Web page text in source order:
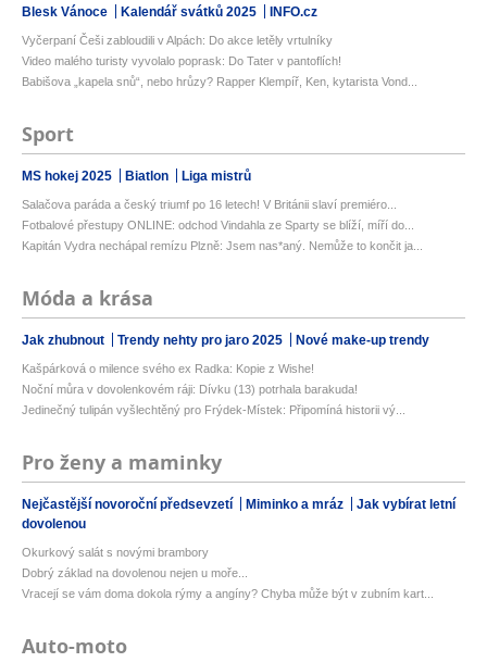
Blesk Vánoce Kalendář svátků 2025 INFO.cz
Vyčerpaní Češi zabloudili v Alpách: Do akce letěly vrtulníky
Video malého turisty vyvolalo poprask: Do Tater v pantoflích!
Babišova „kapela snů“, nebo hrůzy? Rapper Klempíř, Ken, kytarista Vond...
Sport
MS hokej 2025 Biatlon Liga mistrů
Salačova paráda a český triumf po 16 letech! V Británii slaví premiéro...
Fotbalové přestupy ONLINE: odchod Vindahla ze Sparty se blíží, míří do...
Kapitán Vydra nechápal remízu Plzně: Jsem nas*aný. Nemůže to končit ja...
Móda a krása
Jak zhubnout Trendy nehty pro jaro 2025 Nové make-up trendy
Kašpárková o milence svého ex Radka: Kopie z Wishe!
Noční můra v dovolenkovém ráji: Dívku (13) potrhala barakuda!
Jedinečný tulipán vyšlechtěný pro Frýdek-Místek: Připomíná historii vý...
Pro ženy a maminky
Nejčastější novoroční předsevzetí Miminko a mráz
Jak vybírat letní
dovolenou
Okurkový salát s novými brambory
Dobrý základ na dovolenou nejen u moře...
Vracejí se vám doma dokola rýmy a angíny? Chyba může být v zubním kart...
Auto-moto